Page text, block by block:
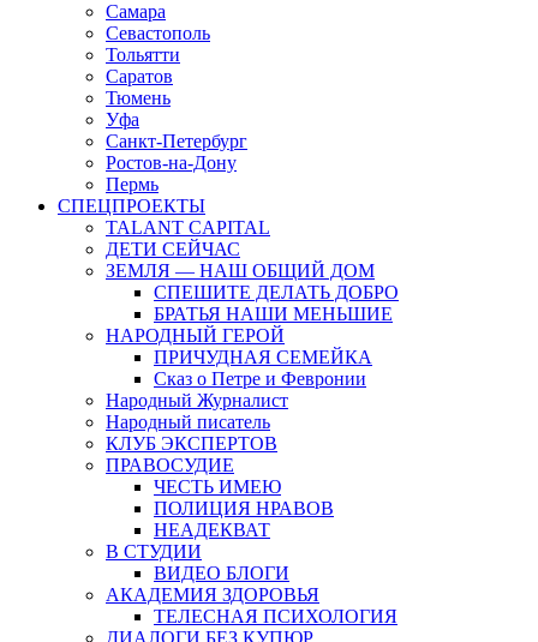
Самара
Севастополь
Тольятти
Саратов
Тюмень
Уфа
Санкт-Петербург
Ростов-на-Дону
Пермь
СПЕЦПРОЕКТЫ
TALANT CAPITAL
ДЕТИ СЕЙЧАС
ЗЕМЛЯ — НАШ ОБЩИЙ ДОМ
СПЕШИТЕ ДЕЛАТЬ ДОБРО
БРАТЬЯ НАШИ МЕНЬШИЕ
НАРОДНЫЙ ГЕРОЙ
ПРИЧУДНАЯ СЕМЕЙКА
Сказ о Петре и Февронии
Народный Журналист
Народный писатель
КЛУБ ЭКСПЕРТОВ
ПРАВОСУДИЕ
ЧЕСТЬ ИМЕЮ
ПОЛИЦИЯ НРАВОВ
НЕАДЕКВАТ
В СТУДИИ
ВИДЕО БЛОГИ
АКАДЕМИЯ ЗДОРОВЬЯ
ТЕЛЕСНАЯ ПСИХОЛОГИЯ
ДИАЛОГИ БЕЗ КУПЮР